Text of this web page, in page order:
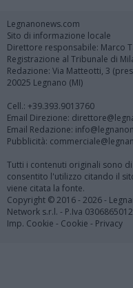
Legnanonews.com
Sito di informazione locale
Direttore responsabile: Marco
Registrazione al Tribunale di
Redazione: Via Matteotti, 3
20025 Legnano (MI)
Cell.: +39.393.9013760
Email Direzione:
Email Redazione:
Pubblicità:
Tutti i contenuti originali sono
consentito l'utilizzo citando il
viene citata la fonte.
Copyright © 2016 - 2026 -
Network s.r.l. - P.Iva
Imp. Cookie - Cookie - Privacy